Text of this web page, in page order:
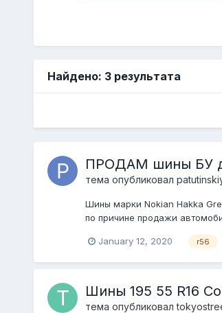
Найдено: 3 результата
ПРОДАМ шины БУ
тема опубликовал
Шины марки Nokian Hakka
по причине продажи
January 12, 2020 r56
Шины 195 55 R16
тема опубликовал